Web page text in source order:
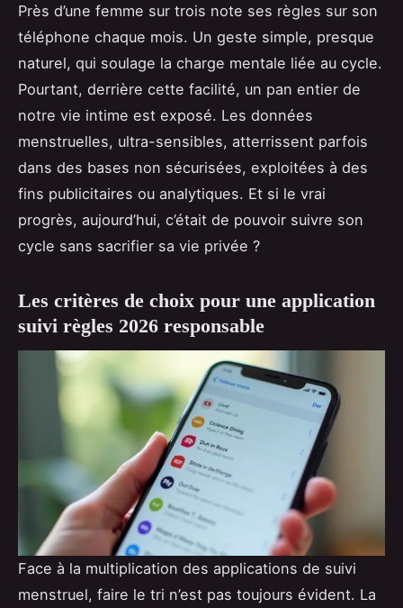
Près d’une femme sur trois note ses règles sur son
téléphone chaque mois. Un geste simple, presque
naturel, qui soulage la charge mentale liée au cycle.
Pourtant, derrière cette facilité, un pan entier de
notre vie intime est exposé. Les données
menstruelles, ultra-sensibles, atterrissent parfois
dans des bases non sécurisées, exploitées à des
fins publicitaires ou analytiques. Et si le vrai
progrès, aujourd’hui, c’était de pouvoir suivre son
cycle sans sacrifier sa vie privée ?
Les critères de choix pour une application
suivi règles 2026 responsable
Face à la multiplication des applications de suivi
menstruel, faire le tri n’est pas toujours évident. La